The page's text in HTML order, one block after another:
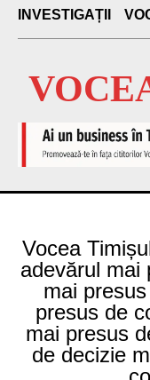
INVESTIGAȚII
Vocea
adevărul mai
mai
presus de
mai presus
de decizie